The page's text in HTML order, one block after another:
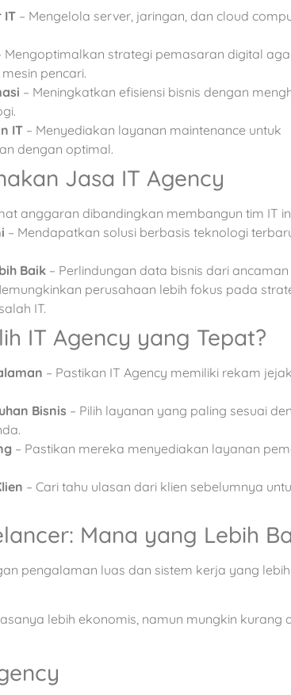
IT – Mengelola server, jaringan, dan cloud
Mengoptimalkan strategi pemasaran digital
pencari.
– Meningkatkan efisiensi bisnis dengan
IT – Menyediakan layanan maintenance untuk
dengan optimal.
Jasa IT Agency
anggaran dibandingkan membangun tim IT
– Mendapatkan solusi berbasis teknologi
Baik – Perlindungan data bisnis dari ancaman
perusahaan lebih fokus pada
IT.
IT Agency yang Tepat?
– Pastikan IT Agency memiliki rekam
Bisnis – Pilih layanan yang paling sesuai
– Pastikan mereka menyediakan layanan
– Cari tahu ulasan dari klien sebelumnya
Mana yang Lebih
pengalaman luas dan sistem kerja yang lebih
lebih ekonomis, namun mungkin kurang